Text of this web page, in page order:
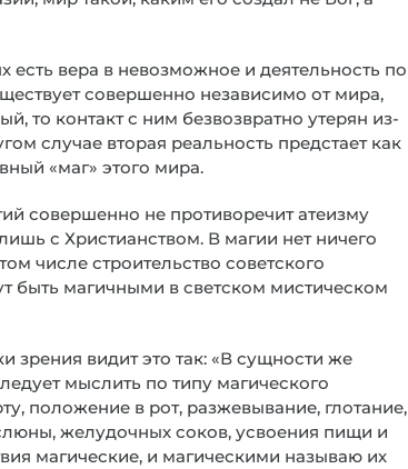
есть вера в невозможное и деятельность по
совершенно независимо от мира,
то контакт с ним безвозвратно утерян из-
случае вторая реальность предстает как
«маг» этого мира.
совершенно не противоречит атеизму
с Христианством. В магии нет ничего
числе строительство советского
быть магичными в светском мистическом
зрения видит это так: «В сущности же
мыслить по типу магического
положение в рот, разжевывание, глотание,
желудочных соков, усвоения пищи и
магические, и магическими называю их